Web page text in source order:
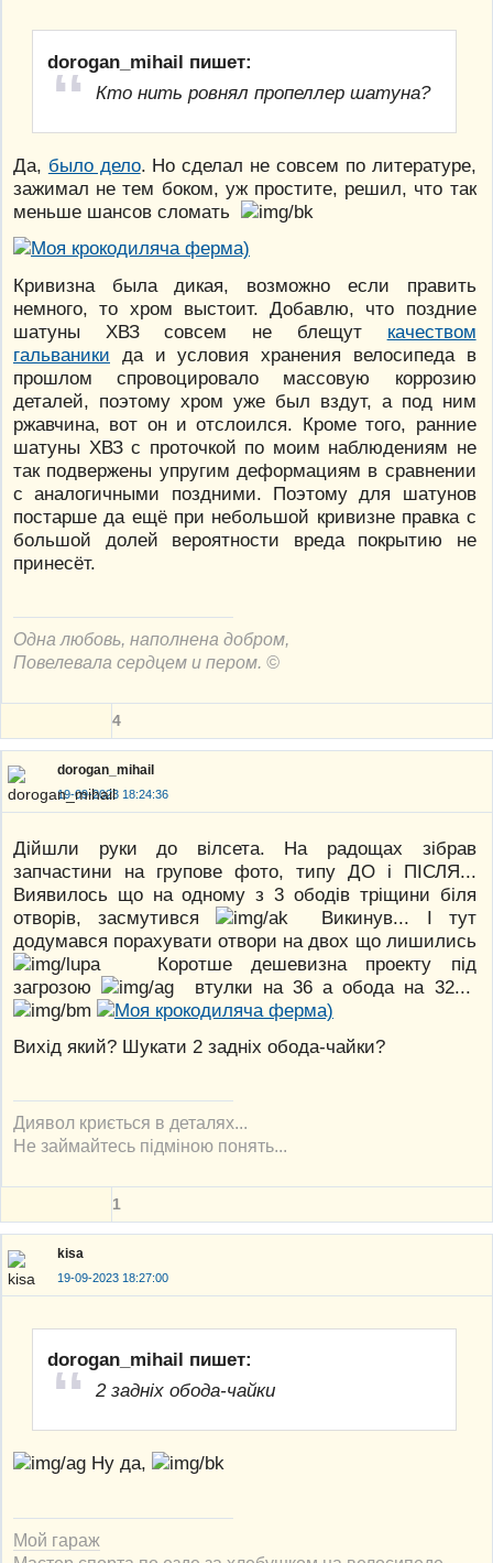
dorogan_mihail пишет:
Кто нить ровнял пропеллер шатуна?
Да, было дело. Но сделал не совсем по литературе,
зажимал не тем боком, уж простите, решил, что так
меньше шансов сломать
Кривизна была дикая, возможно если править
немного, то хром выстоит. Добавлю, что поздние
шатуны ХВЗ совсем не блещут качеством
гальваники да и условия хранения велосипеда в
прошлом спровоцировало массовую коррозию
деталей, поэтому хром уже был вздут, а под ним
ржавчина, вот он и отслоился. Кроме того, ранние
шатуны ХВЗ с проточкой по моим наблюдениям не
так подвержены упругим деформациям в сравнении
с аналогичными поздними. Поэтому для шатунов
постарше да ещё при небольшой кривизне правка с
большой долей вероятности вреда покрытию не
принесёт.
Одна любовь, наполнена добром,
Повелевала сердцем и пером. ©
4
dorogan_mihail
19-09-2023 18:24:36
Дійшли руки до вілсета. На радощах зібрав
запчастини на групове фото, типу ДО і ПІСЛЯ...
Виявилось що на одному з 3 ободів тріщини біля
отворів, засмутився
Викинув... І тут
додумався порахувати отвори на двох що лишились
Коротше дешевизна проекту під
загрозою
втулки на 36 а обода на 32...
Вихід який? Шукати 2 задніх обода-чайки?
Диявол криється в деталях...
Не займайтесь підміною понять...
1
kisa
19-09-2023 18:27:00
dorogan_mihail пишет:
2 задніх обода-чайки
Ну да,
Мой гараж